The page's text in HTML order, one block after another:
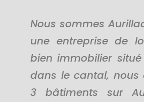
Nous sommes
une entreprise de
bien immobilier
dans le cantal, nous
3 bâtiments sur